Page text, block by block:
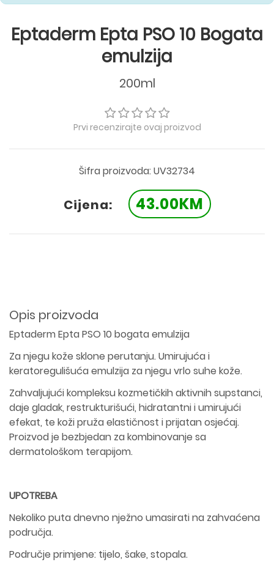
Eptaderm Epta PSO 10 Bogata
emulzija
200ml
Prvi recenzirajte ovaj proizvod
Šifra proizvoda: UV32734
Cijena: 43.00KM
Opis proizvoda
Eptaderm Epta PSO 10 bogata emulzija
Za njegu kože sklone perutanju. Umirujuća i
keratoregulišuća emulzija za njegu vrlo suhe kože.
Zahvaljujući kompleksu kozmetičkih aktivnih supstanci,
daje gladak, restrukturišući, hidratantni i umirujući
efekat, te koži pruža elastičnost i prijatan osjećaj.
Proizvod je bezbjedan za kombinovanje sa
dermatološkom terapijom.
UPOTREBA
Nekoliko puta dnevno nježno umasirati na zahvaćena
područja.
Područje primjene: tijelo, šake, stopala.